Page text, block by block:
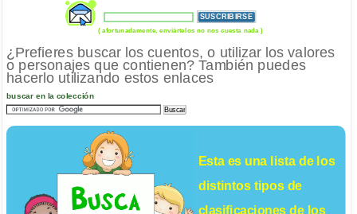
( afortunadamente, enviártelos no nos cuesta nada )
¿Prefieres buscar los cuentos, o utilizar los valores
o personajes que contienen? También puedes
hacerlo utilizando estos enlaces
buscar en la colección
Esta es una lista de los
distintos tipos de
clasificaciones de los